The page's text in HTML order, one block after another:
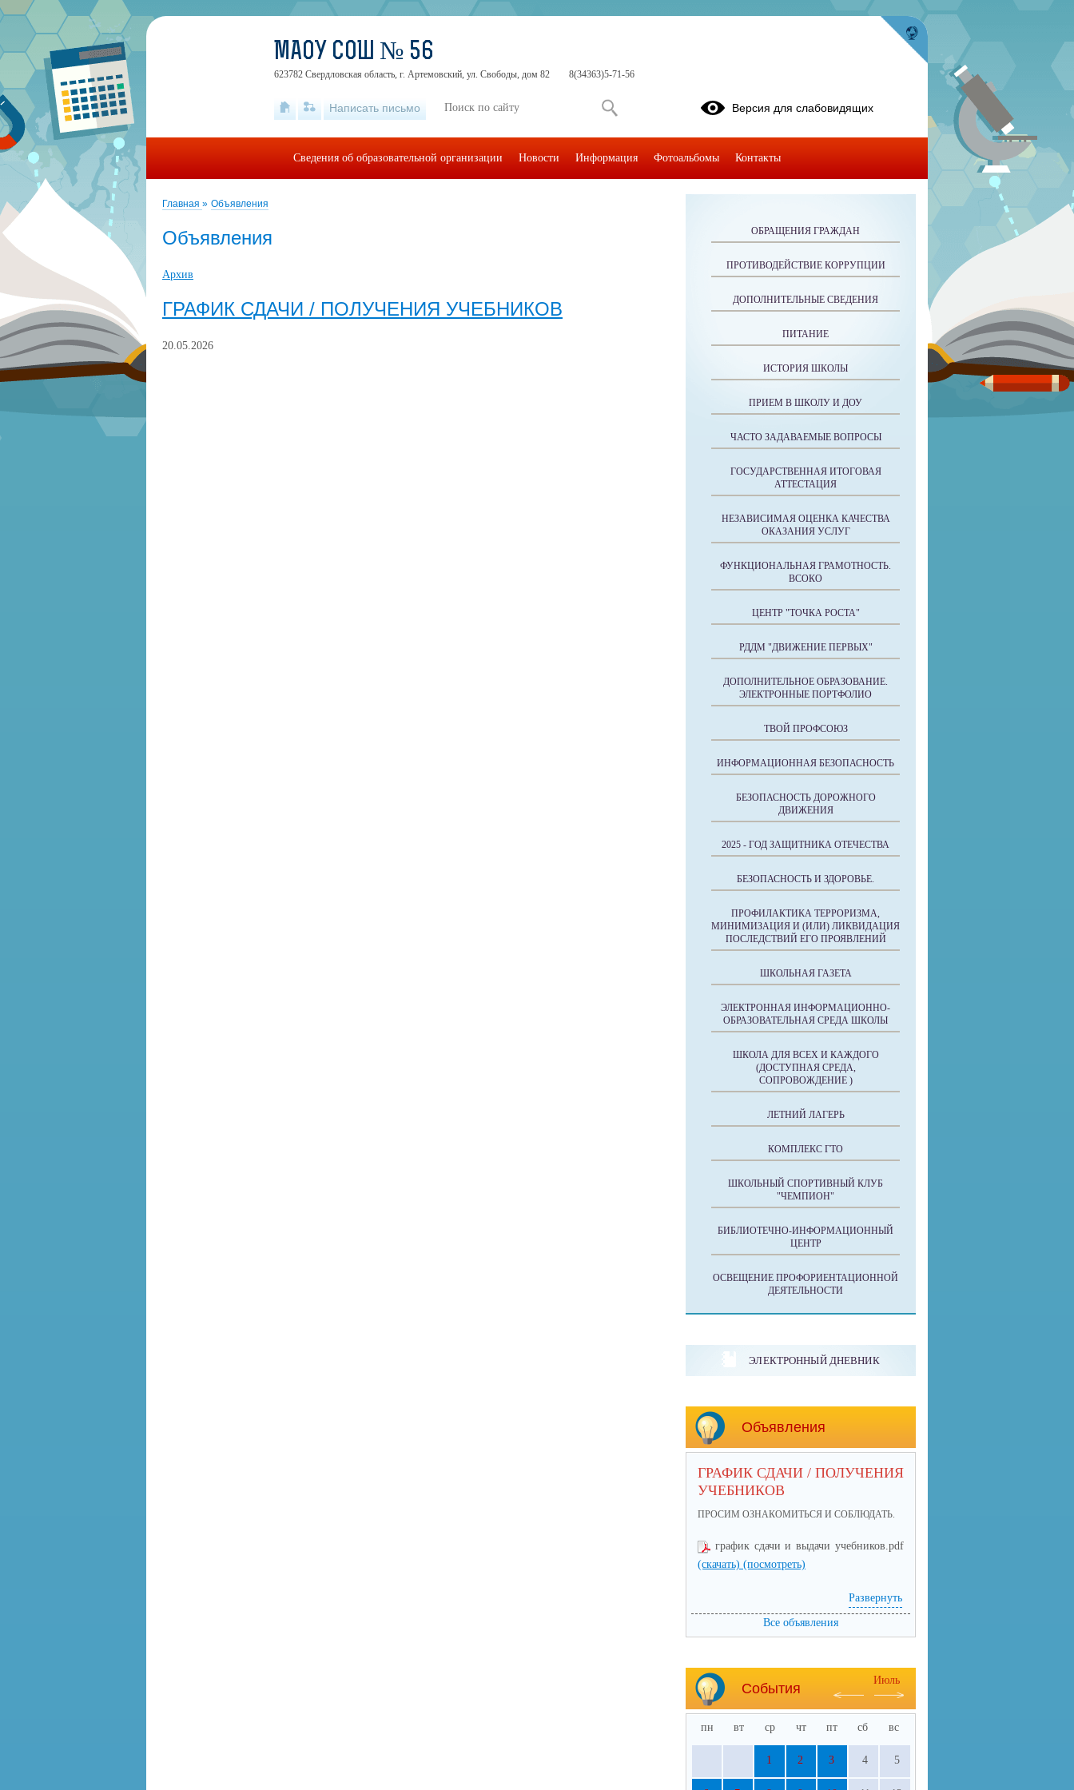
Главная » Объявления
Объявления
Архив
ГРАФИК СДАЧИ / ПОЛУЧЕНИЯ УЧЕБНИКОВ
20.05.2026
ОБРАЩЕНИЯ ГРАЖДАН
ПРОТИВОДЕЙСТВИЕ КОРРУПЦИИ
ДОПОЛНИТЕЛЬНЫЕ СВЕДЕНИЯ
ПИТАНИЕ
ИСТОРИЯ ШКОЛЫ
ПРИЕМ В ШКОЛУ И ДОУ
ЧАСТО ЗАДАВАЕМЫЕ ВОПРОСЫ
ГОСУДАРСТВЕННАЯ ИТОГОВАЯ
АТТЕСТАЦИЯ
НЕЗАВИСИМАЯ ОЦЕНКА КАЧЕСТВА
ОКАЗАНИЯ УСЛУГ
ФУНКЦИОНАЛЬНАЯ ГРАМОТНОСТЬ.
ВСОКО
ЦЕНТР "ТОЧКА РОСТА"
РДДМ "ДВИЖЕНИЕ ПЕРВЫХ"
ДОПОЛНИТЕЛЬНОЕ ОБРАЗОВАНИЕ.
ЭЛЕКТРОННЫЕ ПОРТФОЛИО
ТВОЙ ПРОФСОЮЗ
ИНФОРМАЦИОННАЯ БЕЗОПАСНОСТЬ
БЕЗОПАСНОСТЬ ДОРОЖНОГО
ДВИЖЕНИЯ
2025 - ГОД ЗАЩИТНИКА ОТЕЧЕСТВА
БЕЗОПАСНОСТЬ И ЗДОРОВЬЕ.
ПРОФИЛАКТИКА ТЕРРОРИЗМА,
МИНИМИЗАЦИЯ И (ИЛИ) ЛИКВИДАЦИЯ
ПОСЛЕДСТВИЙ ЕГО ПРОЯВЛЕНИЙ
ШКОЛЬНАЯ ГАЗЕТА
ЭЛЕКТРОННАЯ ИНФОРМАЦИОННО-
ОБРАЗОВАТЕЛЬНАЯ СРЕДА ШКОЛЫ
ШКОЛА ДЛЯ ВСЕХ И КАЖДОГО
(ДОСТУПНАЯ СРЕДА,
СОПРОВОЖДЕНИЕ )
ЛЕТНИЙ ЛАГЕРЬ
КОМПЛЕКС ГТО
ШКОЛЬНЫЙ СПОРТИВНЫЙ КЛУБ
"ЧЕМПИОН"
БИБЛИОТЕЧНО-ИНФОРМАЦИОННЫЙ
ЦЕНТР
ОСВЕЩЕНИЕ ПРОФОРИЕНТАЦИОННОЙ
ДЕЯТЕЛЬНОСТИ
ЭЛЕКТРОННЫЙ ДНЕВНИК
Объявления
ГРАФИК СДАЧИ / ПОЛУЧЕНИЯ
УЧЕБНИКОВ
ПРОСИМ ОЗНАКОМИТЬСЯ И СОБЛЮДАТЬ.
график сдачи и выдачи учебников.pdf
(скачать) (посмотреть)
Развернуть
Все объявления
События
Июль
пн вт ср чт пт сб вс
1 2 3 4 5
МАОУ СОШ № 56
623782 Свердловская область, г. Артемовский, ул. Свободы, дом 82 8(34363)5-71-56
Написать письмо Версия для слабовидящих
Сведения об образовательной организации Новости Информация Фотоальбомы Контакты